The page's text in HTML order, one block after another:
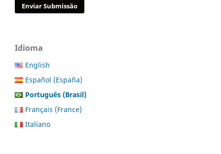
Enviar Submissão
Idioma
English
Español (España)
Português (Brasil)
Français (France)
Italiano